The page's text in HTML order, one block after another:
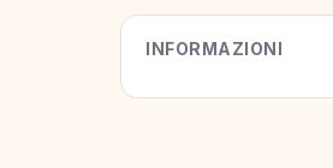
INFORMAZIONI